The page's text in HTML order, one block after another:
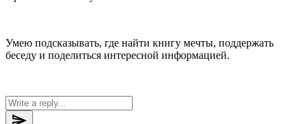
Умею подсказывать, где найти книгу мечты, поддержать
беседу и поделиться интересной информацией.
send